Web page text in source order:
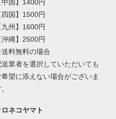
中国】1400円
四国】1500円
九州】1600円
沖縄】2500円
料無料の場合
送業者を選択していただいても
希望に添えない場合がございま
ネコヤマト